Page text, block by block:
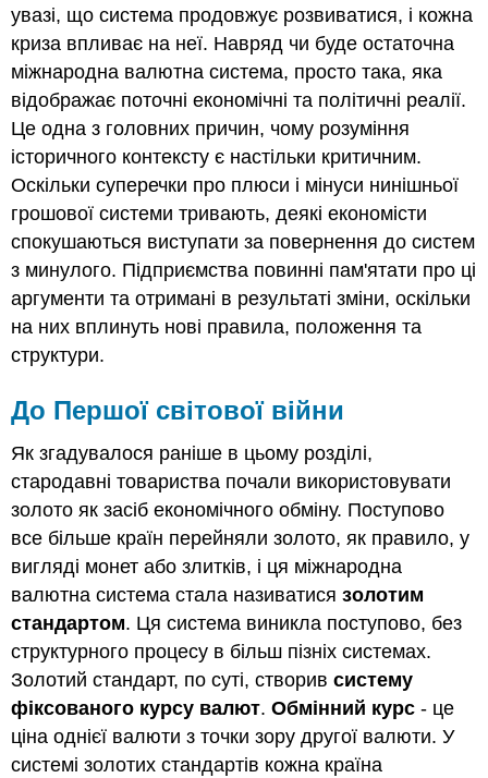
увазі, що система продовжує розвиватися, і кожна
криза впливає на неї. Навряд чи буде остаточна
міжнародна валютна система, просто така, яка
відображає поточні економічні та політичні реалії.
Це одна з головних причин, чому розуміння
історичного контексту є настільки критичним.
Оскільки суперечки про плюси і мінуси нинішньої
грошової системи тривають, деякі економісти
спокушаються виступати за повернення до систем
з минулого. Підприємства повинні пам'ятати про ці
аргументи та отримані в результаті зміни, оскільки
на них вплинуть нові правила, положення та
структури.
До Першої світової війни
Як згадувалося раніше в цьому розділі,
стародавні товариства почали використовувати
золото як засіб економічного обміну. Поступово
все більше країн перейняли золото, як правило, у
вигляді монет або злитків, і ця міжнародна
валютна система стала називатисязолотим
стандартом. Ця система виникла поступово, без
структурного процесу в більш пізніх системах.
Золотий стандарт, по суті, створивсистему
фіксованого курсу валют.Обмінний курс - це
ціна однієї валюти з точки зору другої валюти. У
системі золотих стандартів кожна країна